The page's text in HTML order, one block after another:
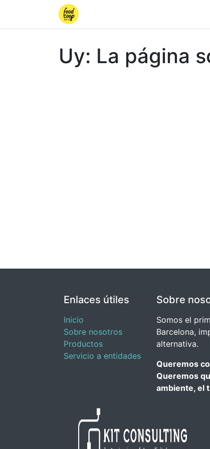
Uy: La página
Enlaces útiles
Inicio
Sobre nosotros
Productos
Servicio a entidades
Sobre
Somos el
Barcelona,
alternativa.​
Queremos
Queremos
ambiente, el